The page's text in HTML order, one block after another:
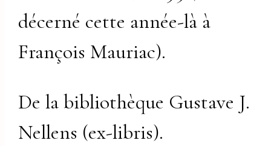
décerné cette année-là à
François Mauriac).
De la bibliothèque Gustave J.
Nellens (ex-libris).